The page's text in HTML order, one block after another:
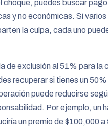
choque, puedes buscar
y no económicas. Si varios
la culpa, cada uno
de exclusión al 51% para la
recuperar si tienes un 50%
puede reducirse
Por ejemplo, un
un premio de $100,000 a